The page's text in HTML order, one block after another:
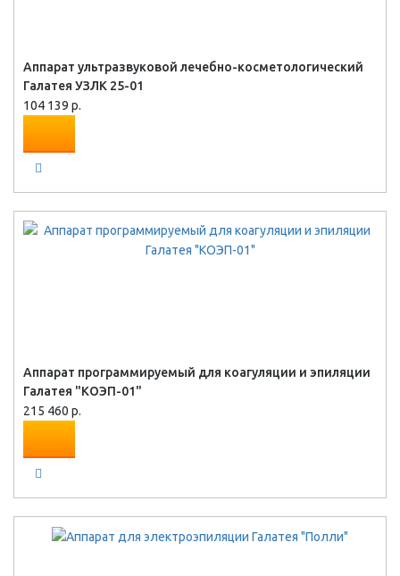
Аппарат ультразвуковой лечебно-косметологический
Галатея УЗЛК 25-01
104 139 р.
Аппарат программируемый для коагуляции и эпиляции
Галатея "КОЭП-01"
215 460 р.